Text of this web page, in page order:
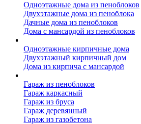
Одноэтажные дома из пеноблоков
Двухэтажные дома из пеноблока
Дачные дома из пеноблоков
Дома с мансардой из пеноблоков
Одноэтажные кирпичные дома
Двухэтажный кирпичный дом
Дома из кирпича с мансардой
Гараж из пеноблоков
Гараж каркасный
Гараж из бруса
Гараж деревянный
Гараж из газобетона